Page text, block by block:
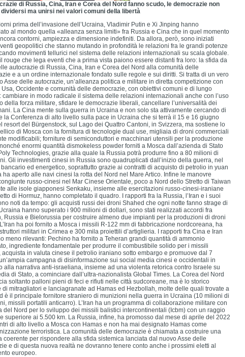
di Russia, Cina, Iran e Corea del Nord fanno scudo, le democrazie non
ma unirsi nei valori comuni della libertà
prima dell’invasione dell’Ucraina, Vladimir Putin e Xi Jinping hanno
al mondo quella «alleanza senza limiti» fra Russia e Cina che in quel momento
contorni, ampiezza e dimensione indefiniti. Da allora, però, sono iniziati
geopolitici che stanno mutando in profondità le relazioni fra le grandi potenze
movimenti tellurici nel sistema delle relazioni internazionali su scala globale.
rouge che lega eventi che a prima vista paiono essere distanti fra loro: la sfida da
autocrazie di Russia, Cina, Iran e Corea del Nord alla comunità delle
e a un ordine internazionale fondato sulle regole e sui diritti. Si tratta di un vero
Asse delle autocrazie, un’alleanza politica e militare in diretta competizione con
Usa, Occidente e comunità delle democrazie, con obiettivi comuni e di lungo
cambiare in modo radicale il sistema delle relazioni internazionali anche con l’uso
della forza militare, sfidare le democrazie liberali, cancellare l’universalità dei
La Cina mente sulla guerra in Ucraina e non solo sta attivamente cercando di
la Conferenza di alto livello sulla pace in Ucraina che si terrà il 15 e 16 giugno
resort del Bürgenstock, sul Lago dei Quattro Cantoni, in Svizzera, ma sostiene lo
di Mosca con la fornitura di tecnologie dual use, migliaia di droni commerciali
modificabili; forniture di semiconduttori e macchinari utensili per la produzione
enormi quantità dismokeless powder forniti a Mosca dall’azienda di Stato
Technologies, grazie alla quale la Russia potrà produrre fino a 80 milioni di
Gli investimenti cinesi in Russia sono quadruplicati dall’inizio della guerra, nel
ed energetico, soprattutto grazie ai contratti di acquisto di petrolio in yuan
ha aperto alle navi cinesi la rotta del Nord nel Mare Artico. Infine le manovre
russo-cinesi nel Mar Cinese Orientale, poco a Nord dello Stretto di Taiwan
alle isole giapponesi Senkaku, insieme alle esercitazioni russo-cinesi-iraniane
di Hormuz, hanno completato il quadro. I rapporti fra la Russia, l’Iran e i suoi
noti da tempo: gli acquisti russi dei droni Shahed che ogni notte fanno strage di
hanno superato i 900 milioni di dollari, sono stati realizzati accordi fra
Russia e Bielorussia per costruire almeno due impianti per la produzioni di droni
ha poi fornito a Mosca i missili R-122 mm di fabbricazione nordcoreana, ha
militari in Crimea e 300 mila proiettili d’artiglieria. I rapporti fra Cina e Iran
meno rilevanti: Pechino ha fornito a Teheran grandi quantità di ammonio
ingrediente fondamentale per produrre il combustibile solido per i missili
acquista in valuta cinese il petrolio iraniano sotto embargo e promuove dal 7
campagna di disinformazione sui social media cinesi e occidentali in
alla narrativa anti-israeliana, insieme ad una violenta retorica contro Israele su
di Stato, a cominciare dall’ultra-nazionalista Global Times. La Corea del Nord
soltanto palloni pieni di feci e rifiuti nelle città sudcoreane, ma è lo storico
di mitragliatori e lanciagranate ad Hamas ed Hezbollah, molte delle quali trovate a
è il principale fornitore straniero di munizioni nella guerra in Ucraina (10 milioni di
missili portatili anticarro). L’Iran ha un programma di collaborazione militare con
del Nord per lo sviluppo dei missili balistici intercontinentali (Icbm) con un raggio
superiore ai 5.500 km. La Russia, infine, ha promosso dal mese di aprile del 2022
di alto livello a Mosca con Hamas e non ha mai designato Hamas come
terroristica. La comunità delle democrazie è chiamata a costruire una
coerente per rispondere alla sfida sistemica lanciata dal nuovo Asse delle
e di questa nuova realtà ne dovranno tenere conto anche i prossimi eletti al
europeo.